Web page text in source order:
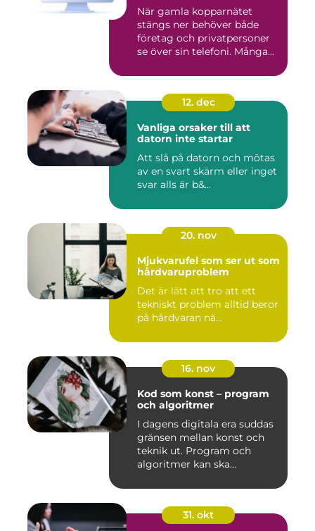
När gamla kopparnätet
stängs ner behöver både
företag och privatpersoner
se över sin telefoni. Många...
12. dec
Vanliga orsaker till att
datorn inte startar
Att slå på datorn och mötas
av en svart skärm eller inget
svar alls är b&...
20. nov
Mjukvarufel som ser ut som
hårdvaruproblem
Det är lätt att tro att ett
tekniskt problem alltid beror
på hårdvaran nä...
16. nov
Kod som konst – program
och algoritmer
I dagens digitala era suddas
gränsen mellan konst och
teknik ut. Program och
algoritmer kan ska...
31. okt